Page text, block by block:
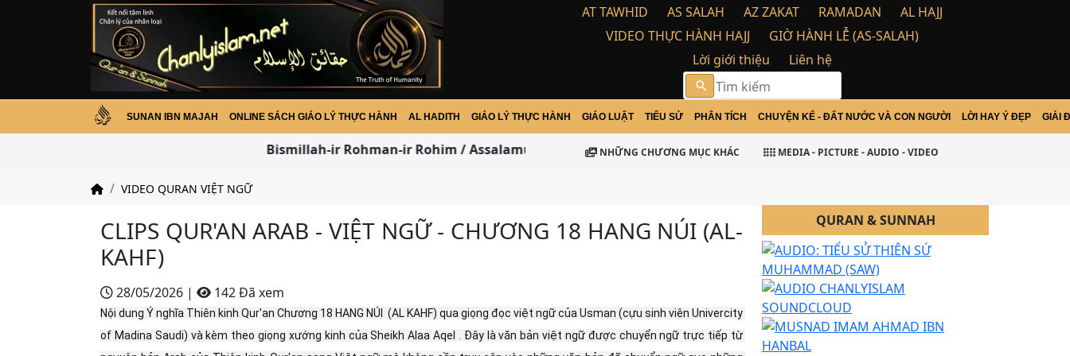
AT TAWHID AS SALAH AZ ZAKAT RAMADAN
AL HAJJ
VIDEO THỰC HÀNH HAJJ
GIỜ HÀNH LỄ (AS-SALAH)
Lời giới thiệu
Liên hệ
search
SUNAN IBN MAJAH ONLINE SÁCH GIÁO LÝ THỰC HÀNH AL HADITH GIÁO LÝ THỰC HÀNH GIÁO LUẬT TIỂU SỬ PHÂN TÍCH CHUYỆN KỂ - ĐẤT NƯỚC VÀ CON NGƯỜI LỜI HAY Ý ĐẸP GIẢI
Bismillah-ir Rohman-ir Rohim / Assalamu Alaikum Warohma tulloh wabarakatu
NHỮNG CHƯƠNG MỤC KHÁC MEDIA - PICTURE - AUDIO - VIDEO
VIDEO QURAN VIỆT NGỮ
CLIPS QUR'AN ARAB - VIỆT NGỮ - CHƯƠNG 18 HANG NÚI (AL-
KAHF)
28/05/2026 | 142 Đã xem
Nội dung Ý nghĩa Thiên kinh Qur'an Chương 18 HANG NÚI  (AL KAHF) qua giọng đọc việt ngữ của Usman (cựu sinh viên Univercity
of Madina Saudi) và kèm theo giọng xướng kinh của Sheikh Alaa Aqel . Đây là văn bản việt ngữ được chuyển ngữ trực tiếp từ
QURAN & SUNNAH